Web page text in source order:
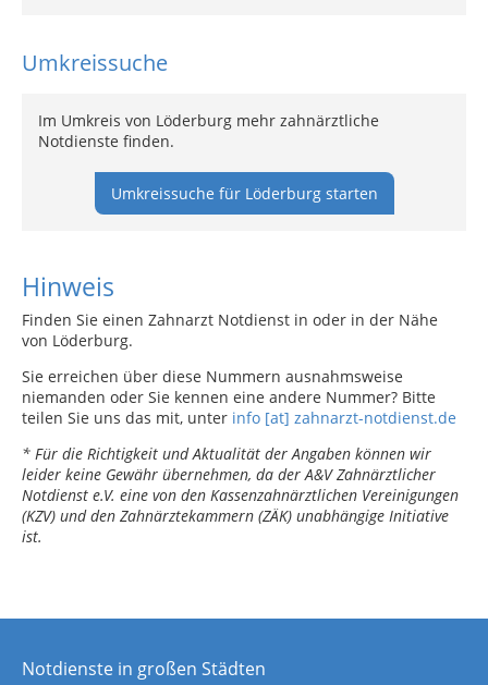
Umkreissuche
Im Umkreis von Löderburg mehr zahnärztliche
Notdienste finden.
Umkreissuche für Löderburg starten
Hinweis
Finden Sie einen Zahnarzt Notdienst in oder in der Nähe
von Löderburg.
Sie erreichen über diese Nummern ausnahmsweise
niemanden oder Sie kennen eine andere Nummer? Bitte
teilen Sie uns das mit, unter info [at] zahnarzt-notdienst.de
* Für die Richtigkeit und Aktualität der Angaben können wir
leider keine Gewähr übernehmen, da der A&V Zahnärztlicher
Notdienst e.V. eine von den Kassenzahnärztlichen Vereinigungen
(KZV) und den Zahnärztekammern (ZÄK) unabhängige Initiative
ist.
Notdienste in großen Städten